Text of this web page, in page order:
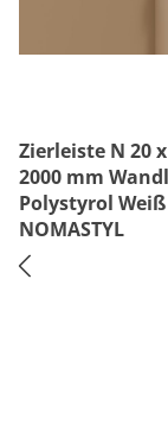
Zierleiste N 20
2000 mm
Polystyrol Weiß
NOMASTYL